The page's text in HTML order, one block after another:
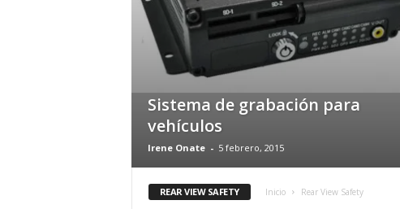
Sistema de grabación para
vehículos
Irene Onate - 5 febrero, 2015
REAR VIEW SAFETY Inicio Rear View Safety